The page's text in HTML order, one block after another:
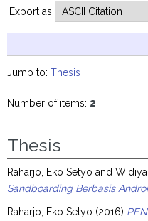
Export as
Jump to:Thesis
Number of items: 2
Thesis
Raharjo, Eko Setyo and
Sandboarding Berbasis
Raharjo, Eko Setyo (2016)